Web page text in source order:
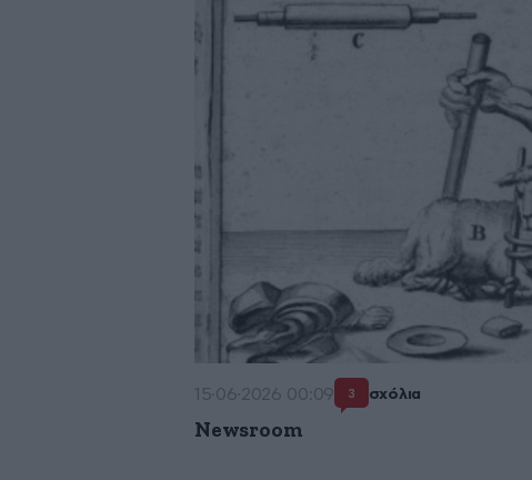
15·06·2026 00:09 3 σχόλια
Newsroom